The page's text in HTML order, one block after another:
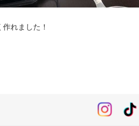
れました！